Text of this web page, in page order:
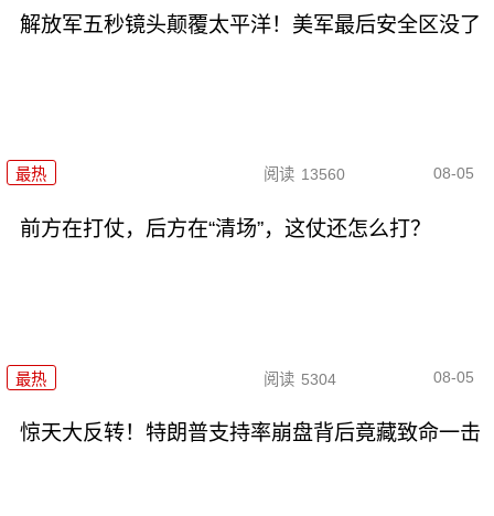
解放军五秒镜头颠覆太平洋！美军最后安全区没了
最热 阅读 13560 08-05
前方在打仗，后方在“清场”，这仗还怎么打？
最热 阅读 5304 08-05
惊天大反转！特朗普支持率崩盘背后竟藏致命一击